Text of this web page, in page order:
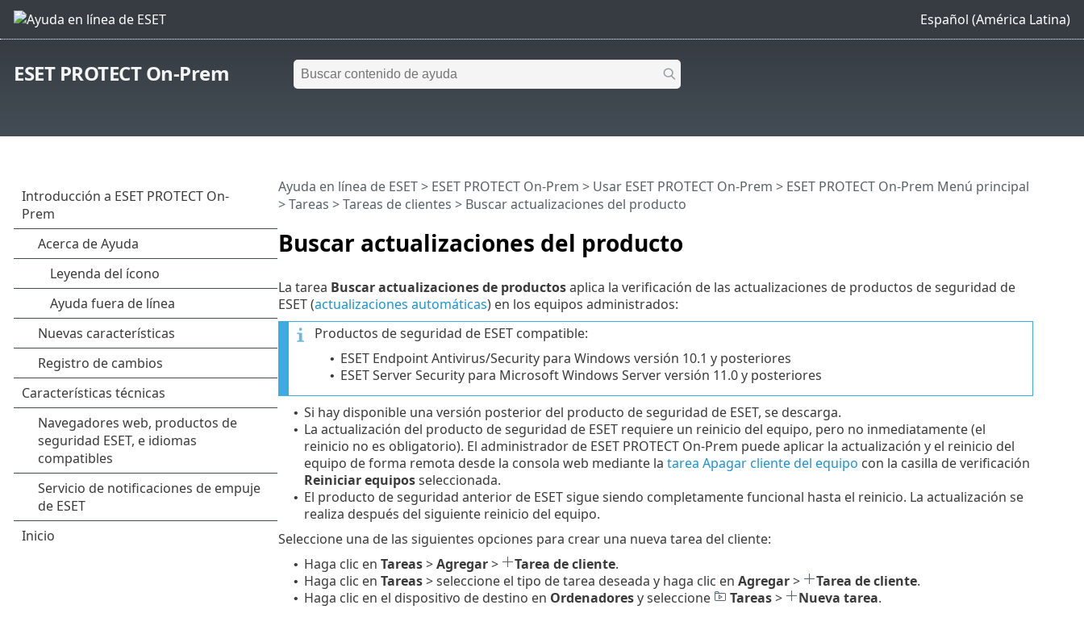
Español (América Latina)
ESET PROTECT On-Prem
Buscar actualizaciones del producto
Ayuda en línea de ESET> ESET PROTECT On-Prem > Usar ESET PROTECT On-Prem > ESET PROTECT On-Prem Menú principal
>Tareas >Tareas de clientes > Buscar actualizaciones del producto
La tarea Buscar actualizaciones de productosaplica la verificación de las actualizaciones de productos de seguridad de
ESET (actualizaciones automáticas) en los equipos administrados:
Productos de seguridad de ESET compatible:
• ESET Endpoint Antivirus/Security para Windows versión 10.1 y posteriores
• ESET Server Security para Microsoft Windows Server versión 11.0 y posteriores
• Si hay disponible una versión posterior del producto de seguridad de ESET, se descarga.
• La actualización del producto de seguridad de ESET requiere un reinicio del equipo, pero no inmediatamente (el
reinicio no es obligatorio). El administrador de ESET PROTECT On-Prem puede aplicar la actualización y el reinicio del
equipo de forma remota desde la consola web mediante la tarea Apagar cliente del equipo con la casilla de verificación
Reiniciar equiposseleccionada.
• El producto de seguridad anterior de ESET sigue siendo completamente funcional hasta el reinicio. La actualización se
realiza después del siguiente reinicio del equipo.
Seleccione una de las siguientes opciones para crear una nueva tarea del cliente:
• Haga clic en Tareas>Agregar> Tarea de cliente.
• Haga clic en Tareas> seleccione el tipo de tarea deseada y haga clic en Agregar> Tarea de cliente.
• Haga clic en el dispositivo de destino en Ordenadoresy seleccione Tareas> Nueva tarea.